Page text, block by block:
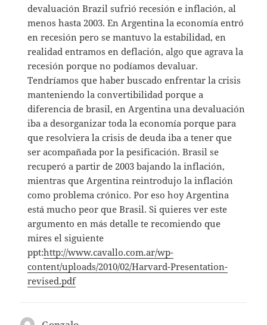
devaluación Brazil sufrió recesión e inflación, al
menos hasta 2003. En Argentina la economía entró
en recesión pero se mantuvo la estabilidad, en
realidad entramos en deflación, algo que agrava la
recesión porque no podíamos devaluar.
Tendríamos que haber buscado enfrentar la crisis
manteniendo la convertibilidad porque a
diferencia de brasil, en Argentina una devaluación
iba a desorganizar toda la economía porque para
que resolviera la crisis de deuda iba a tener que
ser acompañada por la pesificación. Brasil se
recuperó a partir de 2003 bajando la inflación,
mientras que Argentina reintrodujo la inflación
como problema crónico. Por eso hoy Argentina
está mucho peor que Brasil. Si quieres ver este
argumento en más detalle te recomiendo que
mires el siguiente
ppt:http://www.cavallo.com.ar/wp-
content/uploads/2010/02/Harvard-Presentation-
revised.pdf